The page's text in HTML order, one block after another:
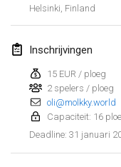
Helsinki Finland
Inschrijvingen
15 EUR / ploeg
2 spelers / ploeg
oli@molkky.world
Capaciteit: 16
Deadline: 31 januari
Tournoi de la
10 feb. 2018|
Faschings-
11 feb. 2018|